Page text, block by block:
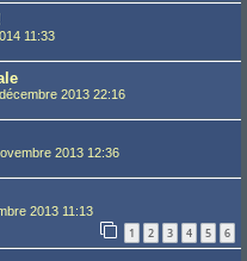
11:33
2013 22:16
2013 12:36
2013 11:13
1 2 3 4 5 6